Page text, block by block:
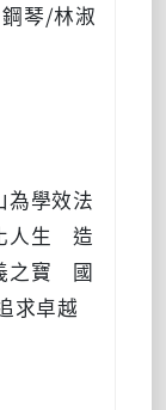
琴/林淑
學效法
人生 造
之寶 國
求卓越